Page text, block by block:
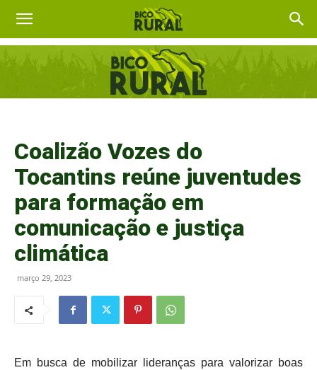
Coalizão Vozes do
Tocantins reúne juventudes
para formação em
comunicação e justiça
climática
março 29, 2023
Em busca de mobilizar lideranças para valorizar boas